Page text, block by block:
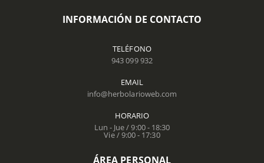
INFORMACIÓN DE CONTACTO
TELÉFONO
943 099 932
EMAIL
info@herbolarioweb.com
HORARIO
Lun - Jue / 9:00 - 18:30
Vie / 9:00 - 17:30
ÁREA PERSONAL